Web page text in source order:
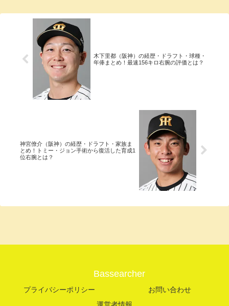
木下里都（阪神）の経歴・ドラフト・球種・
年俸まとめ！最速156キロ右腕の評価とは？
神宮僚介（阪神）の経歴・ドラフト・家族ま
とめ！トミー・ジョン手術から復活した育成1
位右腕とは？
Bassearcher
プライバシーポリシー
お問い合わせ